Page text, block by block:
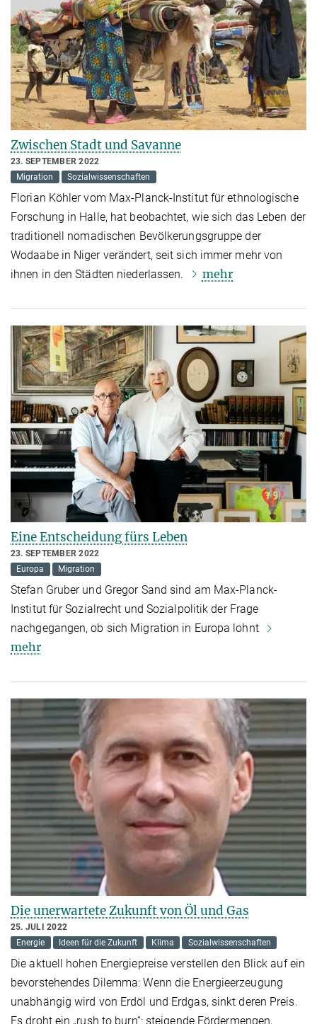
Zwischen Stadt und Savanne
23. SEPTEMBER 2022
Migration
Sozialwissenschaften
Florian Köhler vom Max-Planck-­Institut für ethnologische
Forschung in Halle, hat beobachtet, wie sich das Leben der
traditionell nomadischen Bevölkerungsgruppe der
Wodaabe in Niger verändert, seit sich immer mehr von
ihnen in den Städten niederlassen.
mehr
Eine Entscheidung fürs Leben
23. SEPTEMBER 2022
Europa
Migration
Stefan Gruber und Gregor Sand sind am Max-Planck-
Institut für Sozialrecht und Sozialpolitik der Frage
nachgegangen, ob sich Migration in Europa lohnt
mehr
Die unerwartete Zukunft von Öl und Gas
25. JULI 2022
Energie
Ideen für die Zukunft Klima Sozialwissenschaften
Die aktuell hohen Energiepreise verstellen den Blick auf ein
bevorstehendes Dilemma: Wenn die Energieerzeugung
unabhängig wird von Erdöl und Erdgas, sinkt deren Preis.
Es droht ein „rush to burn“: steigende Fördermengen,